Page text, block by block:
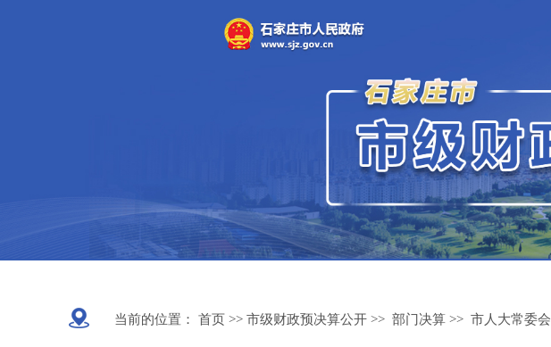
当前的位置： 首页 >> 市级财政预决算公开 >> 部门决算 >> 市人大常委会